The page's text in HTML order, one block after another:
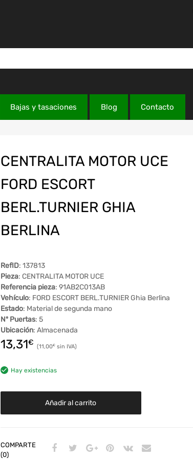
Bajas y tasaciones Blog Contacto
CENTRALITA MOTOR UCE
FORD ESCORT
BERL.TURNIER GHIA
BERLINA
RefID: 137813
Pieza: CENTRALITA MOTOR UCE
Referencia pieza: 91AB2C013AB
Vehículo: FORD ESCORT BERL.TURNIER Ghia Berlina
Estado: Material de segunda mano
Nº Puertas: 5
Ubicación: Almacenada
13,31€ 11,00€
Hay existencias
Añadir al carrito
COMPARTE
(0)